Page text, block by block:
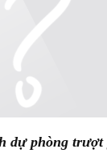
dự phòng trượt